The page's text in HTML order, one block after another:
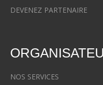
DEVENEZ PARTENAIRE
NOS SERVICES